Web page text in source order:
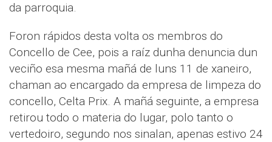
da parroquia.
Foron rápidos desta volta os membros do
Concello de Cee, pois a raíz dunha denuncia dun
veciño esa mesma mañá de luns 11 de xaneiro,
chaman ao encargado da empresa de limpeza do
concello, Celta Prix. A mañá seguinte, a empresa
retirou todo o materia do lugar, polo tanto o
vertedoiro, segundo nos sinalan, apenas estivo 24